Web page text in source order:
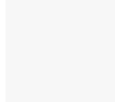
Gemeinschaft also
Rechenschaft zu
darf sich nicht in